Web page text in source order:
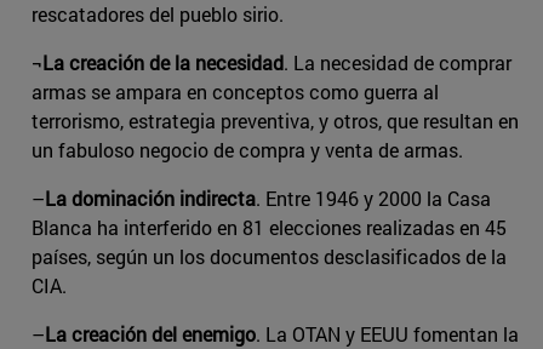
rescatadores del pueblo sirio.
¬La creación de la necesidad. La necesidad de comprar
armas se ampara en conceptos como guerra al
terrorismo, estrategia preventiva, y otros, que resultan en
un fabuloso negocio de compra y venta de armas.
–La dominación indirecta. Entre 1946 y 2000 la Casa
Blanca ha interferido en 81 elecciones realizadas en 45
países, según un los documentos desclasificados de la
CIA.
–La creación del enemigo. La OTAN y EEUU fomentan la